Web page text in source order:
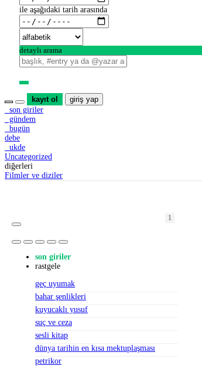
ile aşağıdaki tarih arasında
detaylı arama
kayıt ol
giriş yap
son giriler
gündem
bugün
debe
ukde
Uncategorized
diğerleri
Filmler ve diziler
son giriler
rastgele
geç uyumak
1
bahar şenlikleri
1
kuyucaklı yusuf
1
suç ve ceza
2
sesli kitap
2
dünya tarihin en kısa mektuplaşması
1
petrikor
1
1
2
1
2
1
1
1
1
1
1
1
1
1